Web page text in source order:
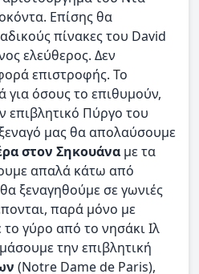
Επίσης θα
πίνακες του David
ελεύθερος. Δεν
επιστροφής. Το
για όσους το επιθυμούν,
επιβλητικό Πύργο του
μας θα απολαύσουμε
στον Σηκουάνα με τα
απαλά κάτω από
ξεναγηθούμε σε γωνιές
παρά μόνο με
γύρο από το νησάκι Ιλ
την επιβλητική
(Notre Dame de Paris),